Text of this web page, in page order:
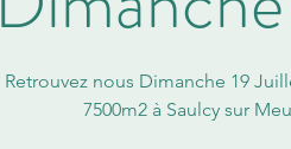
Retrouvez nous Dimanche 19
7500m2 à Saulcy sur